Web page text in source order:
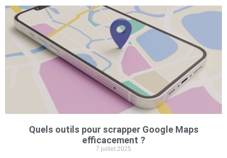
Quels outils pour scrapper Google Maps
efficacement ?
7 juillet 2025